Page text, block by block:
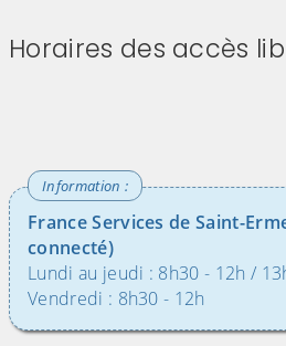
Horaires des accès
France Services de Saint-
connecté)
Lundi au jeudi : 8h30 - 12h /
Vendredi : 8h30 - 12h